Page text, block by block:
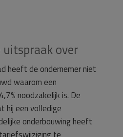
over
heeft de ondernemer niet
waarom een
noodzakelijk is. De
hij een volledige
onderbouwing heeft